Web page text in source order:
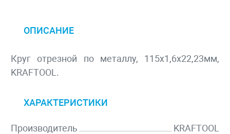
ОПИСАНИЕ
Круг отрезной по металлу, 115x1,6x22,23мм,
KRAFTOOL.
ХАРАКТЕРИСТИКИ
Производитель
KRAFTOOL